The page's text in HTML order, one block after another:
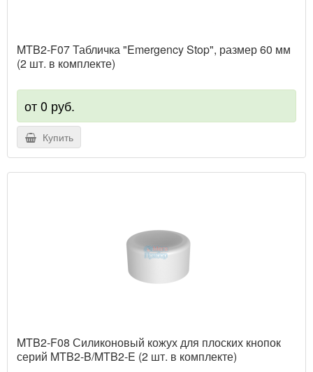
MTB2-F07 Табличка "Emergency Stop", размер 60 мм
(2 шт. в комплекте)
от 0 руб.
Купить
MTB2-F08 Силиконовый кожух для плоских кнопок
серий MTB2-B/MTB2-E (2 шт. в комплекте)